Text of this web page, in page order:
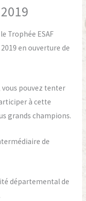
Trophée ESAF
en ouverture de
vous pouvez tenter
à cette
grands champions.
de
départemental de